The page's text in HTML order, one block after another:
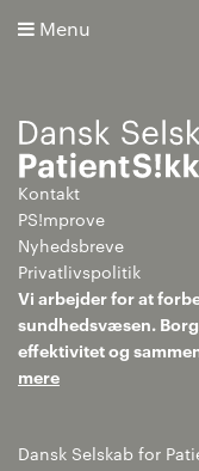
Menu
Avanceret søgning
Kontakt
PS!mprove
Nyhedsbreve
Privatlivspolitik
Vi arbejder for at
sundhedsvæsen.
effektivitet og
mere
Dansk Selskab for